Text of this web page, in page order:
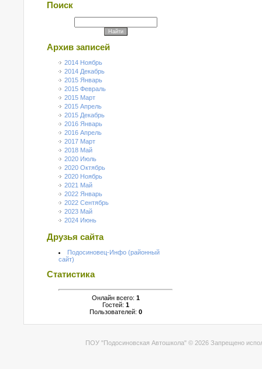
Поиск
Архив записей
2014 Ноябрь
2014 Декабрь
2015 Январь
2015 Февраль
2015 Март
2015 Апрель
2015 Декабрь
2016 Январь
2016 Апрель
2017 Март
2018 Май
2020 Июль
2020 Октябрь
2020 Ноябрь
2021 Май
2022 Январь
2022 Сентябрь
2023 Май
2024 Июнь
Друзья сайта
Подосиновец-Инфо (районный
сайт)
Статистика
Онлайн всего: 1
Гостей: 1
Пользователей: 0
ПОУ "Подосиновская Автошкола" © 2026 Запрещено